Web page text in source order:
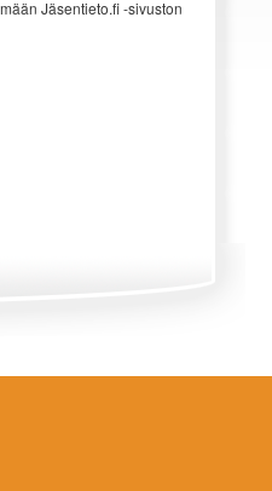
Jäsentieto.fi -sivuston